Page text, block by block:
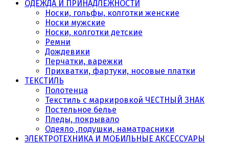
ОДЕЖДА И ПРИНАДЛЕЖНОСТИ
Носки, гольфы, колготки женские
Носки мужские
Носки, колготки детские
Ремни
Дождевики
Перчатки, варежки
Прихватки, фартуки, носовые платки
ТЕКСТИЛЬ
Полотенца
Текстиль с маркировкой ЧЕСТНЫЙ ЗНАК
Постельное белье
Пледы, покрывало
Одеяло ,подушки, наматрасники
ЭЛЕКТРОТЕХНИКА И МОБИЛЬНЫЕ АКСЕССУАРЫ